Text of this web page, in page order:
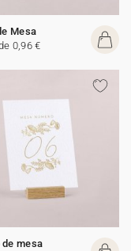
Mesa
0,96 €
de mesa